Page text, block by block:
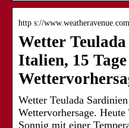
http s://
Wetter
Italien, 15 Tage
Wetter Teulada
Wettervorhersage.
Sonnig mit einer